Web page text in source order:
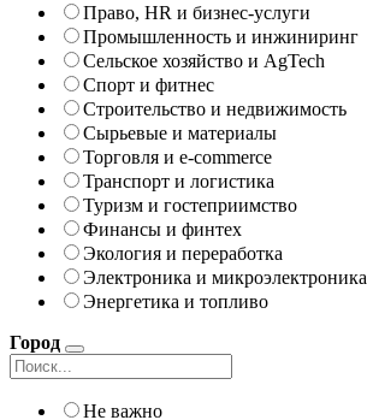
Право, HR и бизнес-услуги
Промышленность и инжиниринг
Сельское хозяйство и AgTech
Спорт и фитнес
Строительство и недвижимость
Сырьевые и материалы
Торговля и e-commerce
Транспорт и логистика
Туризм и гостеприимство
Финансы и финтех
Экология и переработка
Электроника и микроэлектроника
Энергетика и топливо
Город
Не важно